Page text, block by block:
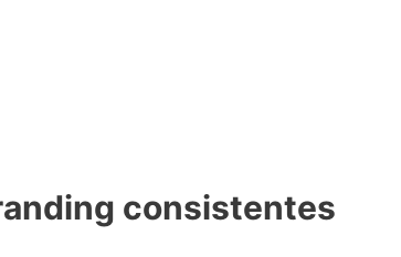
consistentes